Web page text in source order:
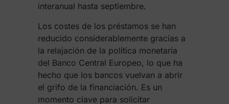
interanual hasta septiembre.
Los costes de los préstamos se han
reducido considerablemente gracias a
la relajación de la política monetaria
del Banco Central Europeo, lo que ha
hecho que los bancos vuelvan a abrir
el grifo de la financiación. Es un
momento clave para solicitar